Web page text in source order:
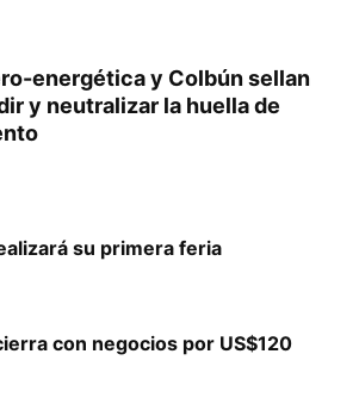
energética y Colbún sellan
y neutralizar la huella de
su primera feria
con negocios por US$120